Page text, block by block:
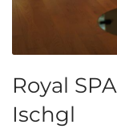
Royal
Ischgl